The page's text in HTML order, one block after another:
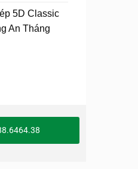
5D Classic
An Tháng